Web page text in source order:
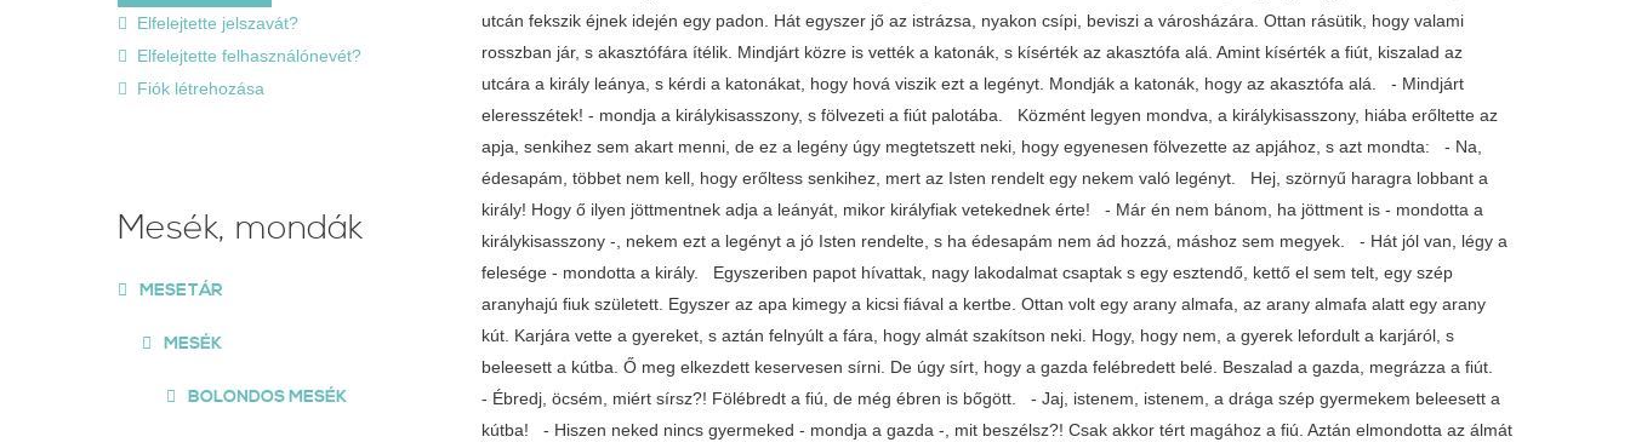
utcán fekszik éjnek idején egy padon. Hát egyszer jő az istrázsa, nyakon csípi, beviszi a városházára. Ottan rásütik, hogy valami
rosszban jár, s akasztófára ítélik. Mindjárt közre is vették a katonák, s kísérték az akasztófa alá. Amint kísérték a fiút, kiszalad az
utcára a király leánya, s kérdi a katonákat, hogy hová viszik ezt a legényt. Mondják a katonák, hogy az akasztófa alá. - Mindjárt
eleresszétek! - mondja a királykisasszony, s fölvezeti a fiút palotába. Közmént legyen mondva, a királykisasszony, hiába erőltette az
apja, senkihez sem akart menni, de ez a legény úgy megtetszett neki, hogy egyenesen fölvezette az apjához, s azt mondta: - Na,
édesapám, többet nem kell, hogy erőltess senkihez, mert az Isten rendelt egy nekem való legényt. Hej, szörnyű haragra lobbant a
király! Hogy ő ilyen jöttmentnek adja a leányát, mikor királyfiak vetekednek érte! - Már én nem bánom, ha jöttment is - mondotta a
királykisasszony -, nekem ezt a legényt a jó Isten rendelte, s ha édesapám nem ád hozzá, máshoz sem megyek. - Hát jól van, légy a
felesége - mondotta a király. Egyszeriben papot hívattak, nagy lakodalmat csaptak s egy esztendő, kettő el sem telt, egy szép
aranyhajú fiuk született. Egyszer az apa kimegy a kicsi fiával a kertbe. Ottan volt egy arany almafa, az arany almafa alatt egy arany
kút. Karjára vette a gyereket, s aztán felnyúlt a fára, hogy almát szakítson neki. Hogy, hogy nem, a gyerek lefordult a karjáról, s
beleesett a kútba. Ő meg elkezdett keservesen sírni. De úgy sírt, hogy a gazda felébredett belé. Beszalad a gazda, megrázza a fiút.
- Ébredj, öcsém, miért sírsz?! Fölébredt a fiú, de még ébren is bőgött. - Jaj, istenem, istenem, a drága szép gyermekem beleesett a
kútba! - Hiszen neked nincs gyermeked - mondja a gazda -, mit beszélsz?! Csak akkor tért magához a fiú. Aztán elmondotta az álmát
Elfelejtette jelszavát?
Elfelejtette felhasználónevét?
Fiók létrehozása
Mesék, mondák
MESETÁR
MESÉK
BOLONDOS MESÉK